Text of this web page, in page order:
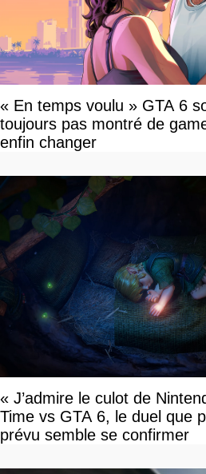
« En temps voulu » GTA 6
toujours pas montré de
enfin changer
« J’admire le culot de
Time vs GTA 6, le duel que
prévu semble se confirmer